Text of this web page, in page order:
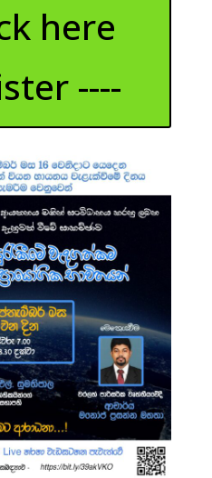
here
----